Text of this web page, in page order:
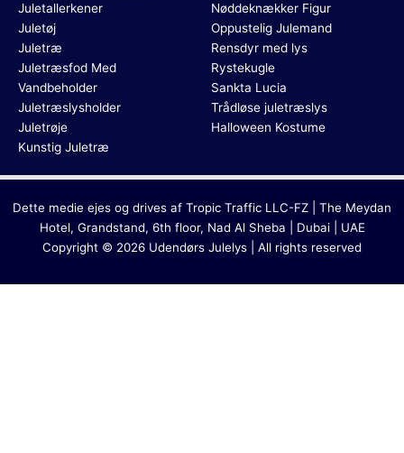
Juletallerkener
Juletøj
Juletræ
Juletræsfod Med
Vandbeholder
Juletræslysholder
Juletrøje
Kunstig Juletræ
Nøddeknækker Figur
Oppustelig Julemand
Rensdyr med lys
Rystekugle
Sankta Lucia
Trådløse juletræslys
Halloween Kostume
Dette medie ejes og drives af Tropic Traffic LLC-FZ | The Meydan
Hotel, Grandstand, 6th floor, Nad Al Sheba | Dubai | UAE
Copyright © 2026 Udendørs Julelys | All rights reserved